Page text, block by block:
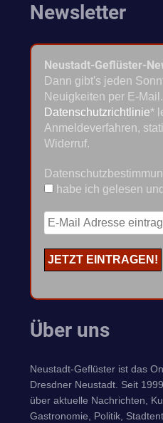
Newsletter
Neustadt-Geflüster-
Dann gibt's jeden
Neuigkeiten per E-
Datenschutzrichtlinie*
Anmeldeverfahren,
Widerruf.
habe ich gelesen
Über uns
Neustadt-Geflüster ist das
Dresdner Neustadt. Seit
über aktuelle Nachrichten,
Gastronomie, Politik,